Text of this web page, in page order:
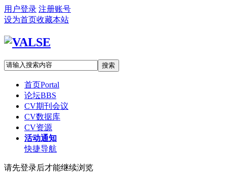
用户登录 注册账号
设为首页收藏本站
搜索
首页Portal
论坛BBS
CV期刊会议
CV数据库
CV资源
活动通知
快捷导航
请先登录后才能继续浏览